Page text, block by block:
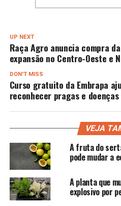
UP NEXT
Raça Agro anuncia compra
expansão no Centro-Oeste e
DON'T MISS
Curso gratuito da Embrapa
reconhecer pragas e
VEJA
A fruta do
pode mudar a
A planta que
explosivo por